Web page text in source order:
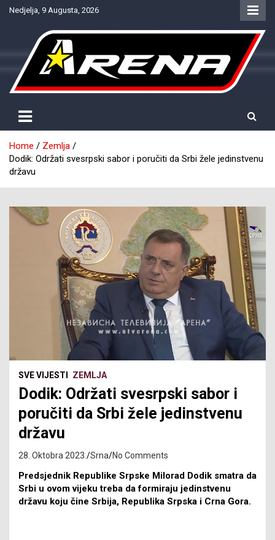
SkipNedjelja, 9 Augusta, 2026
NTV Arena
Home
Zemlja
Dodik: Održati svesrpski sabor i poručiti da Srbi žele jedinstvenu
državu
SVE VIJESTI ZEMLJA
Dodik: Održati svesrpski sabor i
poručiti da Srbi žele jedinstvenu
državu
28. Oktobra 2023. Srna No Comments
Predsjednik Republike Srpske Milorad Dodik smatra da
Srbi u ovom vijeku treba da formiraju jedinstvenu
državu koju čine Srbija, Republika Srpska i Crna Gora.